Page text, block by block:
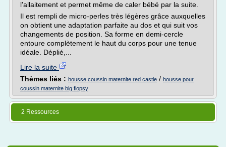
l'allaitement et permet même de caler bébé par la suite.
Il est rempli de micro-perles très légères grâce auxquelles
on obtient une adaptation parfaite au dos et qui suit vos
changements de position. Sa forme en demi-cercle
entoure complètement le haut du corps pour une tenue
idéale. Déplié,...
Lire la suite
Thèmes liés : housse coussin maternite red castle / housse pour
coussin maternite big flopsy
2 Ressources